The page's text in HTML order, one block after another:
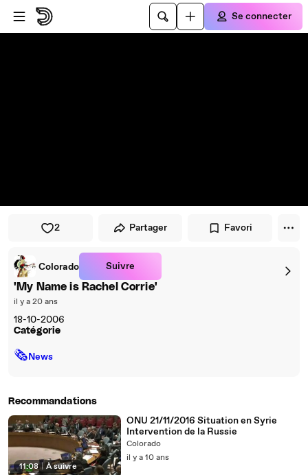
Passer au player
Passer au contenu principal
Se connecter
2 Partager Favori
Colorado Suivre
'My Name is Rachel Corrie'
il y a 20 ans
18-10-2006
Catégorie
🗞News
Recommandations
11:08 | À suivre
ONU 21/11/2016 Situation en Syrie
Intervention de la Russie
Colorado
il y a 10 ans